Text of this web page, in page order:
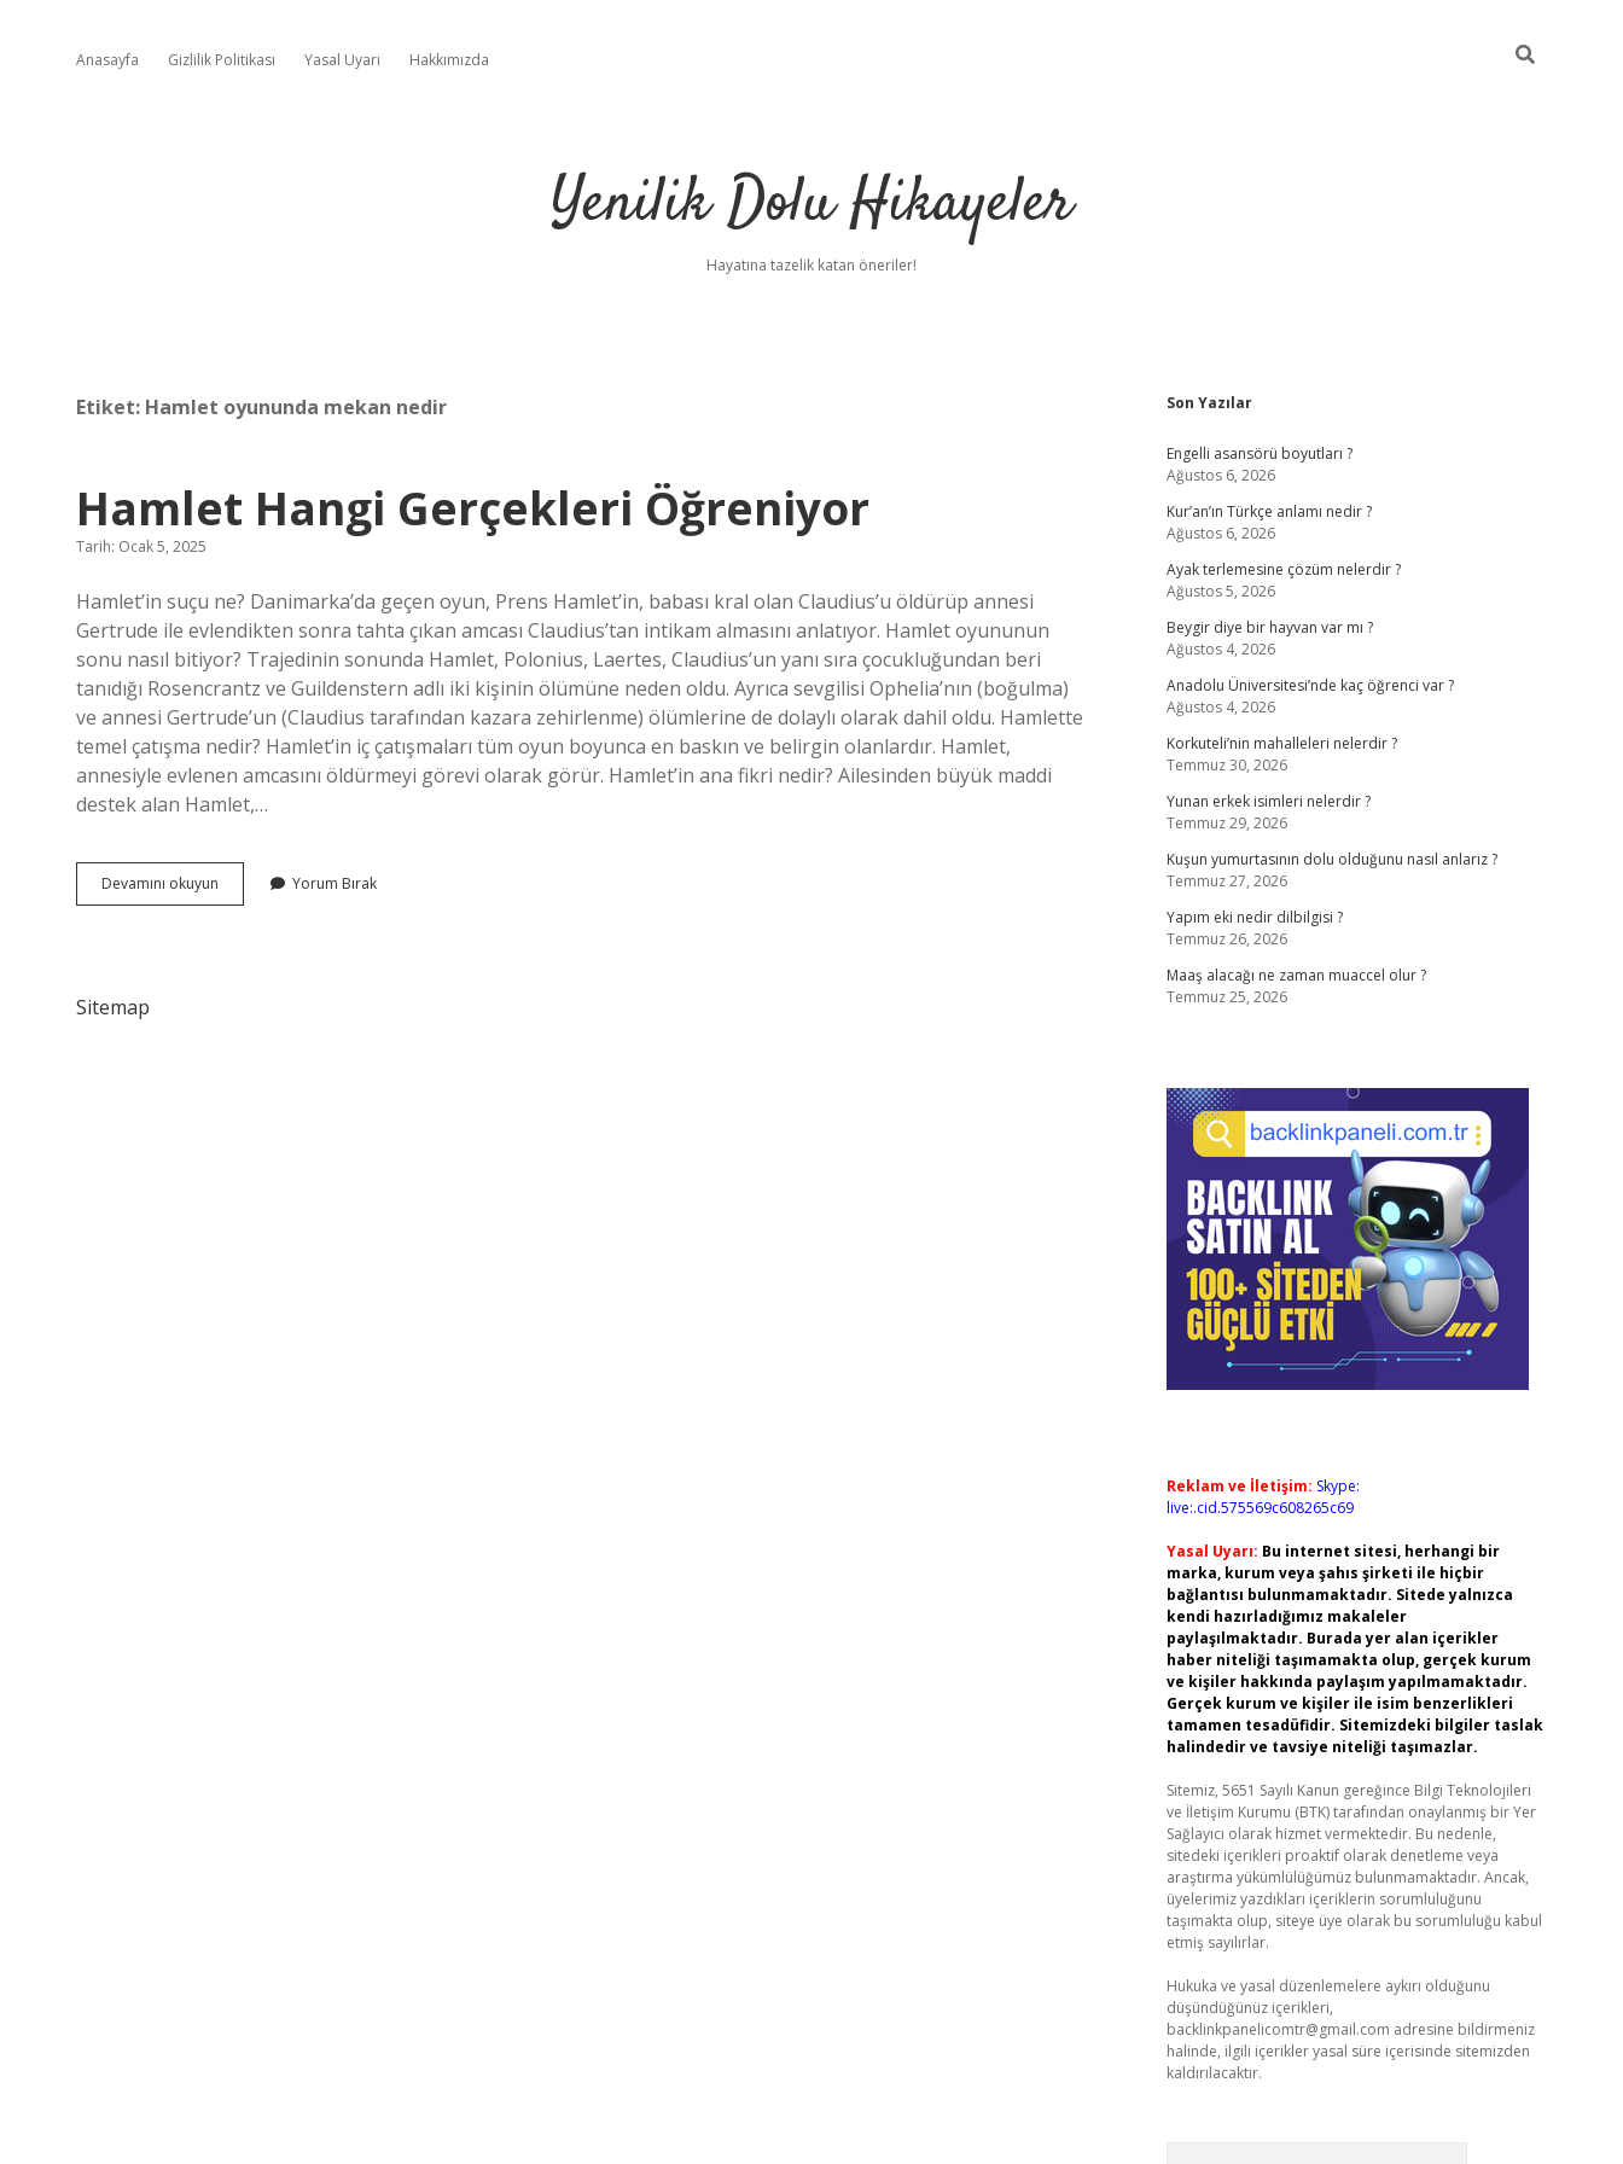
Anasayfa Gizlilik Politikası Yasal Uyarı Hakkımızda
Yenilik Dolu Hikayeler
Hayatına tazelik katan öneriler!
Etiket: Hamlet oyununda mekan nedir
Hamlet Hangi Gerçekleri Öğreniyor
Tarih: Ocak 5, 2025
Hamlet’in suçu ne? Danimarka’da geçen oyun, Prens Hamlet’in, babası kral olan Claudius’u öldürüp annesi
Gertrude ile evlendikten sonra tahta çıkan amcası Claudius’tan intikam almasını anlatıyor. Hamlet oyununun
sonu nasıl bitiyor? Trajedinin sonunda Hamlet, Polonius, Laertes, Claudius’un yanı sıra çocukluğundan beri
tanıdığı Rosencrantz ve Guildenstern adlı iki kişinin ölümüne neden oldu. Ayrıca sevgilisi Ophelia’nın (boğulma)
ve annesi Gertrude’un (Claudius tarafından kazara zehirlenme) ölümlerine de dolaylı olarak dahil oldu. Hamlette
temel çatışma nedir? Hamlet’in iç çatışmaları tüm oyun boyunca en baskın ve belirgin olanlardır. Hamlet,
annesiyle evlenen amcasını öldürmeyi görevi olarak görür. Hamlet’in ana fikri nedir? Ailesinden büyük maddi
destek alan Hamlet,…
Devamını okuyun
Hangi
Yorum Bırak
Sitemap
Sidebar
Son Yazılar
Engelli asansörü boyutları ?
Ağustos 6, 2026
Kur’an’ın Türkçe anlamı nedir ?
Ağustos 6, 2026
Ayak terlemesine çözüm nelerdir ?
Ağustos 5, 2026
Beygir diye bir hayvan var mı ?
Ağustos 4, 2026
Anadolu Üniversitesi’nde kaç öğrenci var ?
Ağustos 4, 2026
Korkuteli’nin mahalleleri nelerdir ?
Temmuz 30, 2026
Yunan erkek isimleri nelerdir ?
Temmuz 29, 2026
Kuşun yumurtasının dolu olduğunu nasıl anlarız ?
Temmuz 27, 2026
Yapım eki nedir dilbilgisi ?
Temmuz 26, 2026
Maaş alacağı ne zaman muaccel olur ?
Temmuz 25, 2026
Reklam ve İletişim: Skype:
live:.cid.575569c608265c69
Yasal Uyarı: Bu internet sitesi, herhangi bir
marka, kurum veya şahıs şirketi ile hiçbir
bağlantısı bulunmamaktadır. Sitede yalnızca
kendi hazırladığımız makaleler
paylaşılmaktadır. Burada yer alan içerikler
haber niteliği taşımamakta olup, gerçek kurum
ve kişiler hakkında paylaşım yapılmamaktadır.
Gerçek kurum ve kişiler ile isim benzerlikleri
tamamen tesadüfidir. Sitemizdeki bilgiler taslak
halindedir ve tavsiye niteliği taşımazlar.
Sitemiz, 5651 Sayılı Kanun gereğince Bilgi Teknolojileri
ve İletişim Kurumu (BTK) tarafından onaylanmış bir Yer
Sağlayıcı olarak hizmet vermektedir. Bu nedenle,
sitedeki içerikleri proaktif olarak denetleme veya
araştırma yükümlülüğümüz bulunmamaktadır. Ancak,
üyelerimiz yazdıkları içeriklerin sorumluluğunu
taşımakta olup, siteye üye olarak bu sorumluluğu kabul
etmiş sayılırlar.
Hukuka ve yasal düzenlemelere aykırı olduğunu
düşündüğünüz içerikleri,
backlinkpanelicomtr@gmail.com adresine bildirmeniz
halinde, ilgili içerikler yasal süre içerisinde sitemizden
kaldırılacaktır.